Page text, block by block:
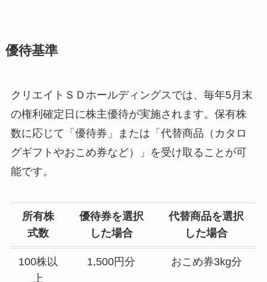
優待基準
クリエイトＳＤホールディングスでは、毎年5月末
の権利確定日に株主優待が実施されます。保有株
数に応じて「優待券」または「代替商品（カタロ
グギフトやおこめ券など）」を受け取ることが可
能です。
所有株
式数
優待券を選択
した場合
代替商品を選択
した場合
100株以
上
1,500円分 おこめ券3kg分